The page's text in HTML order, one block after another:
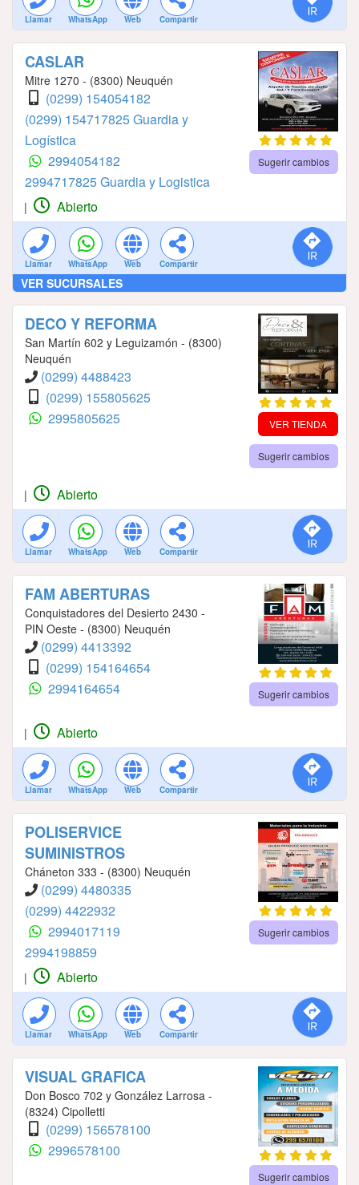
Llamar WhatsApp Web Compartir
CASLAR
Mitre 1270 - (8300) Neuquén
(0299) 154054182
(0299) 154717825 Guardia y
Logística
2994054182
2994717825 Guardia y Logistica
Sugerir cambios
| Abierto
Llamar WhatsApp Web Compartir
VER SUCURSALES
DECO Y REFORMA
San Martín 602 y Leguizamón - (8300)
Neuquén
(0299) 4488423
(0299) 155805625
2995805625
VER TIENDA
Sugerir cambios
| Abierto
Llamar WhatsApp Web Compartir
FAM ABERTURAS
Conquistadores del Desierto 2430 -
PIN Oeste - (8300) Neuquén
(0299) 4413392
(0299) 154164654
2994164654
Sugerir cambios
| Abierto
Llamar WhatsApp Web Compartir
POLISERVICE
SUMINISTROS
Cháneton 333 - (8300) Neuquén
(0299) 4480335
(0299) 4422932
2994017119
2994198859
Sugerir cambios
| Abierto
Llamar WhatsApp Web Compartir
VISUAL GRAFICA
Don Bosco 702 y González Larrosa -
(8324) Cipolletti
(0299) 156578100
2996578100
Sugerir cambios